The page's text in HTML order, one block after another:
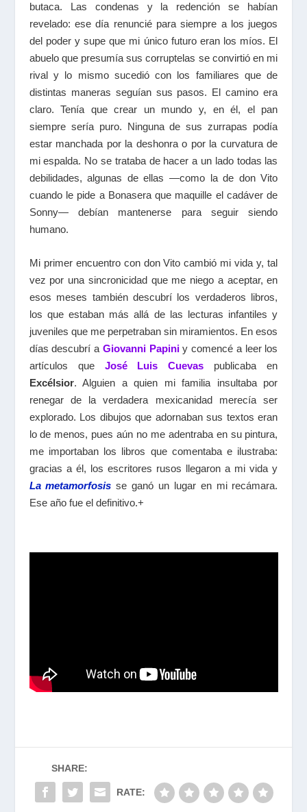
butaca. Las condenas y la redención se habían
revelado: ese día renuncié para siempre a los juegos
del poder y supe que mi único futuro eran los míos. El
abuelo que presumía sus corruptelas se convirtió en mi
rival y lo mismo sucedió con los familiares que de
distintas maneras seguían sus pasos. El camino era
claro. Tenía que crear un mundo y, en él, el pan
siempre sería puro. Ninguna de sus zurrapas podía
estar manchada por la deshonra o por la curvatura de
mi espalda. No se trataba de hacer a un lado todas las
debilidades, algunas de ellas —como la de don Vito
cuando le pide a Bonasera que maquille el cadáver de
Sonny— debían mantenerse para seguir siendo
humano.
Mi primer encuentro con don Vito cambió mi vida y, tal
vez por una sincronicidad que me niego a aceptar, en
esos meses también descubrí los verdaderos libros,
los que estaban más allá de las lecturas infantiles y
juveniles que me perpetraban sin miramientos. En esos
días descubrí a Giovanni Papiniy comencé a leer los
artículos que José Luis Cuevas publicaba en
Excélsior. Alguien a quien mi familia insultaba por
renegar de la verdadera mexicanidad merecía ser
explorado. Los dibujos que adornaban sus textos eran
lo de menos, pues aún no me adentraba en su pintura,
me importaban los libros que comentaba e ilustraba:
gracias a él, los escritores rusos llegaron a mi vida y
La metamorfosis se ganó un lugar en mi recámara.
Ese año fue el definitivo.+
SHARE:
RATE: